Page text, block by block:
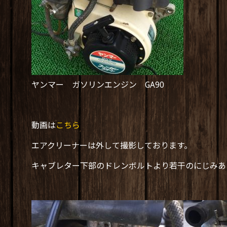
ヤンマー ガソリンエンジン GA90
動画はこちら
エアクリーナーは外して撮影しております。
キャブレター下部のドレンボルトより若干のにじみ